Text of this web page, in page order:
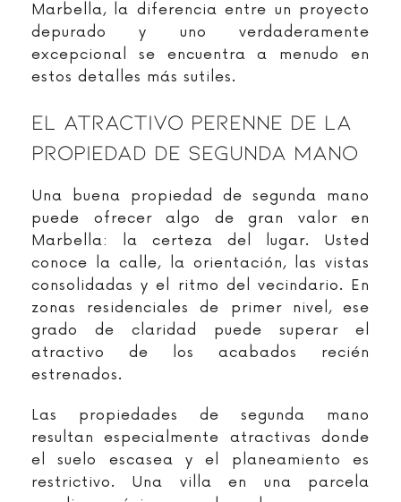
Marbella, la diferencia entre un proyecto
depurado y uno verdaderamente
excepcional se encuentra a menudo en
estos detalles más sutiles.
El Atractivo Perenne De La
Propiedad De Segunda Mano
Una buena propiedad de segunda mano
puede ofrecer algo de gran valor en
Marbella: la certeza del lugar. Usted
conoce la calle, la orientación, las vistas
consolidadas y el ritmo del vecindario. En
zonas residenciales de primer nivel, ese
grado de claridad puede superar el
atractivo de los acabados recién
estrenados.
Las propiedades de segunda mano
resultan especialmente atractivas donde
el suelo escasea y el planeamiento es
restrictivo. Una villa en una parcela